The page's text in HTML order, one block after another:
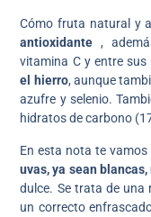
Cómo fruta natural y
antioxidante,
vitamina C y entre sus
el hierro, aunque
azufre y selenio.
hidratos de carbono
En esta nota te
uvas, ya sean
dulce. Se trata de una
un correcto